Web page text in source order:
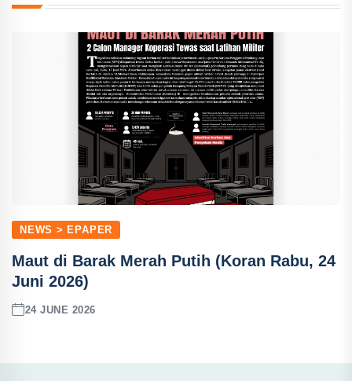
NEWS > EPAPER
Maut di Barak Merah Putih (Koran Rabu, 24
Juni 2026)
24 JUNE 2026